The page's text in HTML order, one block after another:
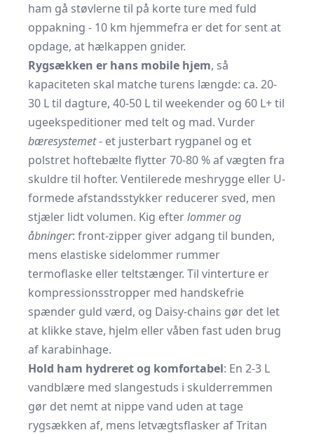
ham gå støvlerne til på korte ture med fuld
oppakning - 10 km hjemmefra er det for sent at
opdage, at hælkappen gnider.
Rygsækken er hans mobile hjem, så
kapaciteten skal matche turens længde: ca. 20-
30 L til dagture, 40-50 L til weekender og 60 L+ til
ugeekspeditioner med telt og mad. Vurder
bæresystemet- et justerbart rygpanel og et
polstret hoftebælte flytter 70-80 % af vægten fra
skuldre til hofter. Ventilerede meshrygge eller U-
formede afstandsstykker reducerer sved, men
stjæler lidt volumen. Kig efterlommer og
åbninger: front-zipper giver adgang til bunden,
mens elastiske sidelommer rummer
termoflaske eller teltstænger. Til vinterture er
kompressionsstropper med handskefrie
spænder guld værd, og Daisy-chains gør det let
at klikke stave, hjelm eller våben fast uden brug
af karabinhage.
Hold ham hydreret og komfortabel: En 2-3 L
vandblære med slangestuds i skulderremmen
gør det nemt at nippe vand uden at tage
rygsækken af, mens letvægts­flasker af Tritan